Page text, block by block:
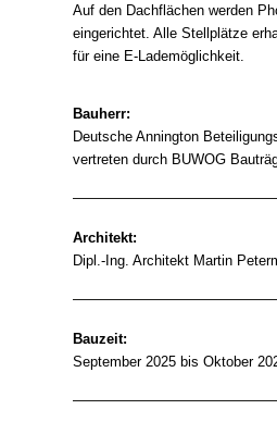
Auf den Dachflächen werden
eingerichtet. Alle Stellplätze
für eine E-Lademöglichkeit.
Bauherr:
Deutsche Annington
vertreten durch BUWOG
Architekt:
Dipl.-Ing. Architekt Martin
Bauzeit:
September 2025 bis Oktober